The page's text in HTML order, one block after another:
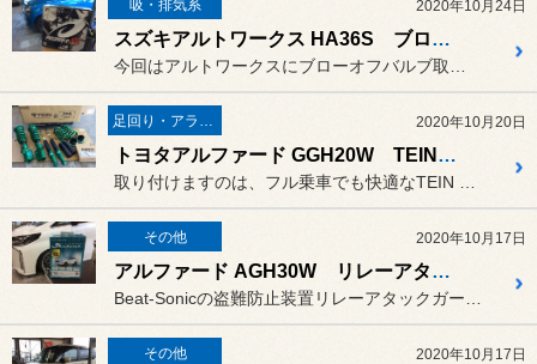
吸・排気系 2020年10月24日
スズキアルトワークス HA36S ブローオフバルブ取り付け
足回り・アライメント 2020年10月20日
トヨタアルファード GGH20W TEIN車高調取り付け
その他 2020年10月17日
アルファード AGH30W リレーアタック防御装置
その他 2020年10月17日